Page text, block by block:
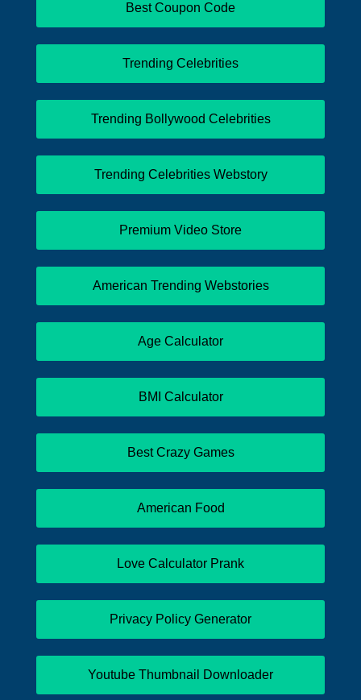
Best Coupon Code
Trending Celebrities
Trending Bollywood Celebrities
Trending Celebrities Webstory
Premium Video Store
American Trending Webstories
Age Calculator
BMI Calculator
Best Crazy Games
American Food
Love Calculator Prank
Privacy Policy Generator
Youtube Thumbnail Downloader